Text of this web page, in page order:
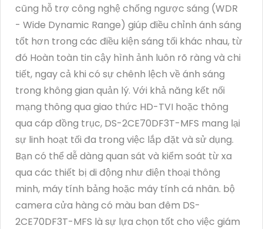
cũng hỗ trợ công nghệ chống ngược sáng (WDR
- Wide Dynamic Range) giúp điều chỉnh ánh sáng
tốt hơn trong các điều kiện sáng tối khác nhau, từ
đó Hoàn toàn tin cậy hình ảnh luôn rõ ràng và chi
tiết, ngay cả khi có sự chênh lệch về ánh sáng
trong không gian quản lý. Với khả năng kết nối
mạng thông qua giao thức HD-TVI hoặc thông
qua cáp đồng trục, DS-2CE70DF3T-MFS mang lại
sự linh hoạt tối đa trong việc lắp đặt và sử dụng.
Bạn có thể dễ dàng quan sát và kiểm soát từ xa
qua các thiết bị di động như điện thoại thông
minh, máy tính bảng hoặc máy tính cá nhân. bộ
camera cửa hàng có màu ban đêm DS-
2CE70DF3T-MFS là sự lựa chọn tốt cho việc giám